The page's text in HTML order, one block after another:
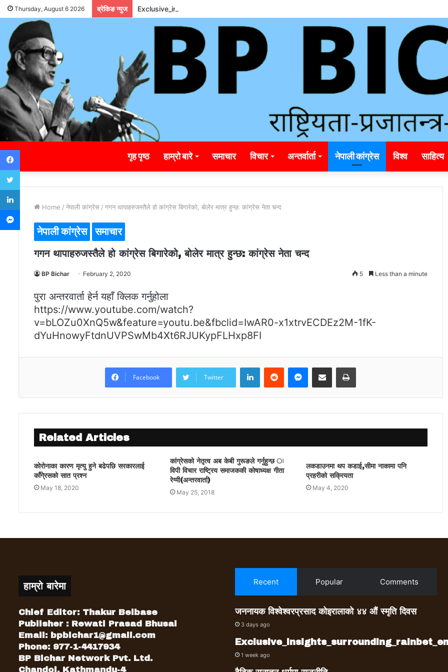
Thursday, August 6 2026 ब्रेकिङ न्युज Exclusive_insights_surrounding_rainbet_empower_informed_crypto_wagering_decision
गृह पृष्ठ हाम्रो बारे समाचार विचार अन्तर्वार्ता नेपाली कांग्रेस विश्व साहित्य
Home / नेपाली कांग्रेस / गगन थापाहरुजस्तैले हो कांग्रेस बिगारेको, बोलेर मात्र हुन्छ: कांग्रेस नेता चन्द
नेपाली कांग्रेस समाचार
गगन थापाहरुजस्तैले हो कांग्रेस बिगारेको, बोलेर मात्र हुन्छ: कांग्रेस नेता चन्द
BP Bichar February 2, 2020 5 Less than a minute
पुरा अन्तरवार्ता हेर्न यहाँ क्लिक गर्नुहोला
https://www.youtube.com/watch?
v=bLOZu0XnQ5w&feature=youtu.be&fbclid=IwAR0-x1xtrvECDEz2M-1fK-
dYuHnowyFtdnUVPSwMb4Xt6RJUKypFLHxp8FI
Facebook Twitter
LinkedInReddit Messenger
Share via Email Print
Related Articles
कोरोनाका कारण मृत्यु हुने बढेपछि सरकारलाई
काँगे्रसको सात प्रश्न
May 18, 2020
कांग्रेसको नेतृत्व अब केबी गुरूङले गर्नुहुन्छ ः
विपी विचार राष्ट्रिय समाजककी कोषाध्यक्ष गीता
रेग्मी(अन्तरवार्ता)
May 25, 2018
लकडाउनमा थप कडाई,सीमा नाकामा पनि
प्रहरीको सक्रियता
May 4, 2020
हाम्रो बारेमा
Chief Editor: Thakur Belbase
Publisher : Rewati Prasad Bhusal
Email: bpbichar1@gmail.com
Phone: 977-1-4417934
BP Bichar Network Pvt. Ltd.
Chandol, Kathmandu-4
Recent Popular Comments
जननायक विश्वेश्वरप्रसाद कोइरालाको ४४ औं स्मृति दिवस
3 days ago
1 week ago
Facebook
Twitter
LinkedIn
Messenger